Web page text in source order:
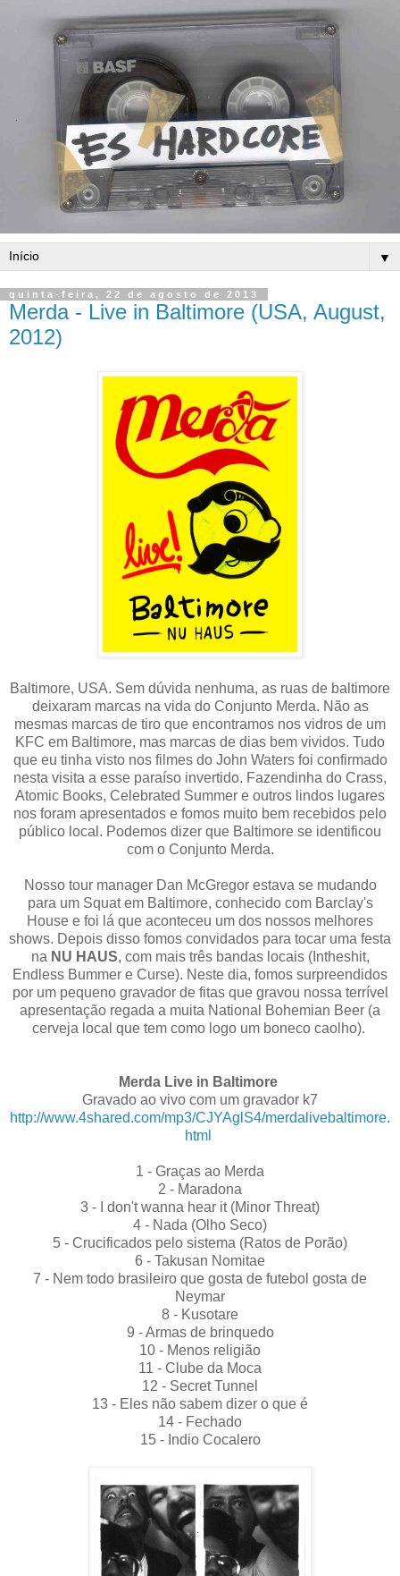
▼
quinta-feira, 22 de agosto de 2013
Merda - Live in Baltimore (USA, August,
2012)
Baltimore, USA. Sem dúvida nenhuma, as ruas de baltimore
deixaram marcas na vida do Conjunto Merda. Não as
mesmas marcas de tiro que encontramos nos vidros de um
KFC em Baltimore, mas marcas de dias bem vividos. Tudo
que eu tinha visto nos filmes do John Waters foi confirmado
nesta visita a esse paraíso invertido. Fazendinha do Crass,
Atomic Books, Celebrated Summer e outros lindos lugares
nos foram apresentados e fomos muito bem recebidos pelo
público local. Podemos dizer que Baltimore se identificou
com o Conjunto Merda.
Nosso tour manager Dan McGregor estava se mudando
para um Squat em Baltimore, conhecido com Barclay's
House e foi lá que aconteceu um dos nossos melhores
shows. Depois disso fomos convidados para tocar uma festa
na NU HAUS, com mais três bandas locais (Intheshit,
Endless Bummer e Curse). Neste dia, fomos surpreendidos
por um pequeno gravador de fitas que gravou nossa terrível
apresentação regada a muita National Bohemian Beer (a
cerveja local que tem como logo um boneco caolho).
Merda Live in Baltimore
Gravado ao vivo com um gravador k7
http://www.4shared.com/mp3/CJYAglS4/merdalivebaltimore.
html
1 - Graças ao Merda
2 - Maradona
3 - I don't wanna hear it (Minor Threat)
4 - Nada (Olho Seco)
5 - Crucificados pelo sistema (Ratos de Porão)
6 - Takusan Nomitae
7 - Nem todo brasileiro que gosta de futebol gosta de
Neymar
8 - Kusotare
9 - Armas de brinquedo
10 - Menos religião
11 - Clube da Moca
12 - Secret Tunnel
13 - Eles não sabem dizer o que é
14 - Fechado
15 - Indio Cocalero